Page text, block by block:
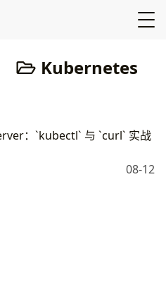
Kubernetes
：`kubectl` 与 `curl` 实战
08-12